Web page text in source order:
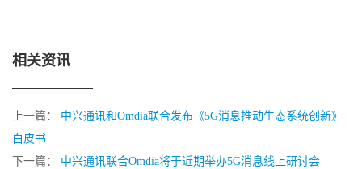
相关资讯
上一篇： 中兴通讯和Omdia联合发布《5G消息推动生态系统创新》
白皮书
下一篇： 中兴通讯联合Omdia将于近期举办5G消息线上研讨会